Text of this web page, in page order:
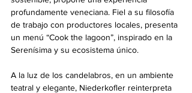
profundamente veneciana. Fiel a su filosofía
de trabajo con productores locales, presenta
un menú “Cook the lagoon”, inspirado en la
Serenísima y su ecosistema único.
A la luz de los candelabros, en un ambiente
teatral y elegante, Niederkofler reinterpreta